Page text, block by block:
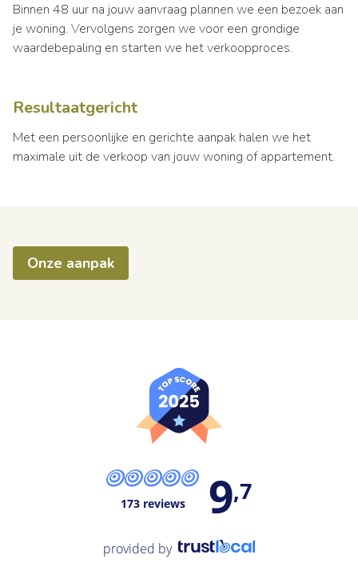
Binnen 48 uur na jouw aanvraag plannen we een bezoek aan
je woning. Vervolgens zorgen we voor een grondige
waardebepaling en starten we het verkoopproces.
Resultaatgericht
Met een persoonlijke en gerichte aanpak halen we het
maximale uit de verkoop van jouw woning of appartement.
Onze aanpak
173 reviews 9,7
provided by